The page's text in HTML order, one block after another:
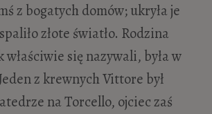
z bogatych domów; ukryła je
złote światło. Rodzina
właściwie się nazywali, była w
z krewnych Vittore był
na Torcello, ojciec zaś